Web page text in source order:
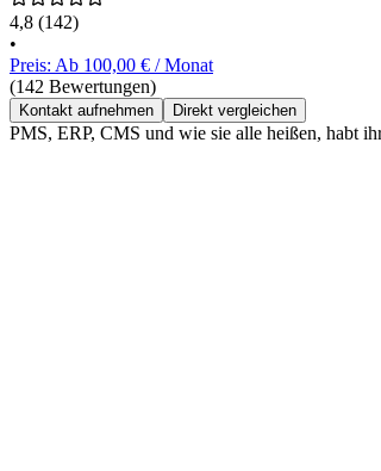
4,8 (142)
•
Preis: Ab 100,00 € / Monat
(142 Bewertungen)
Kontakt aufnehmen Direkt vergleichen
PMS, ERP, CMS und wie sie alle heißen, habt